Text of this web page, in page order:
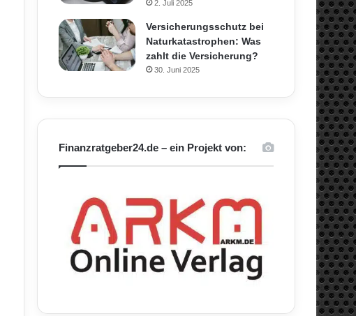
2. Juli 2025
Versicherungsschutz bei
Naturkatastrophen: Was
zahlt die Versicherung?
30. Juni 2025
Finanzratgeber24.de – ein Projekt von: